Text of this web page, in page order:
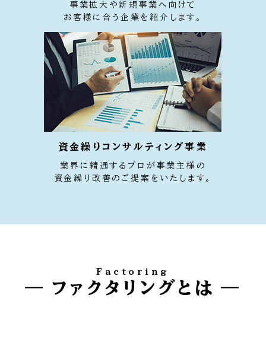
事業拡大や新規事業へ向けて
お客様に合う企業を紹介します。
資金繰りコンサルティング事業
業界に精通するプロが事業主様の
資金繰り改善のご提案をいたします。
Factoring
ファクタリングとは